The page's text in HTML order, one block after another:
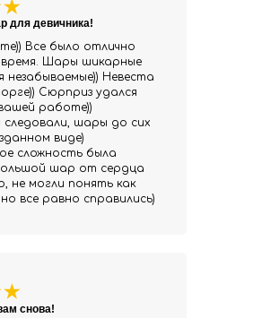
снова!
Все было отлично
Шары шикарные
незабываемые)) Невеста
Сюрприз удался
работе))
следовали, шары до сих
виде)
сложность была
шар от сердца
не могли понять как
все равно справились)
для девичника!